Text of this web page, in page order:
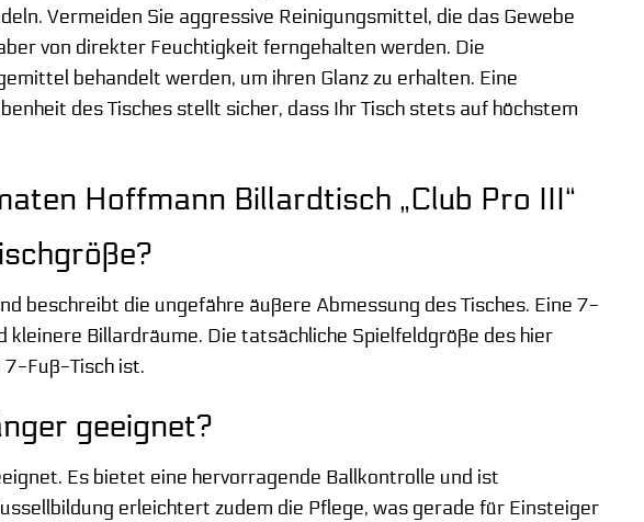
Vermeiden Sie aggressive Reinigungsmittel, die das Gewebe
von direkter Feuchtigkeit ferngehalten werden. Die
behandelt werden, um ihren Glanz zu erhalten. Eine
des Tisches stellt sicher, dass Ihr Tisch stets auf höchstem
Hoffmann Billardtisch „Club Pro III“
beschreibt die ungefähre äußere Abmessung des Tisches. Eine 7-
Billardräume. Die tatsächliche Spielfeldgröße des hier
Fuß-Tisch ist.
geeignet?
Es bietet eine hervorragende Ballkontrolle und ist
erleichtert zudem die Pflege, was gerade für Einsteiger